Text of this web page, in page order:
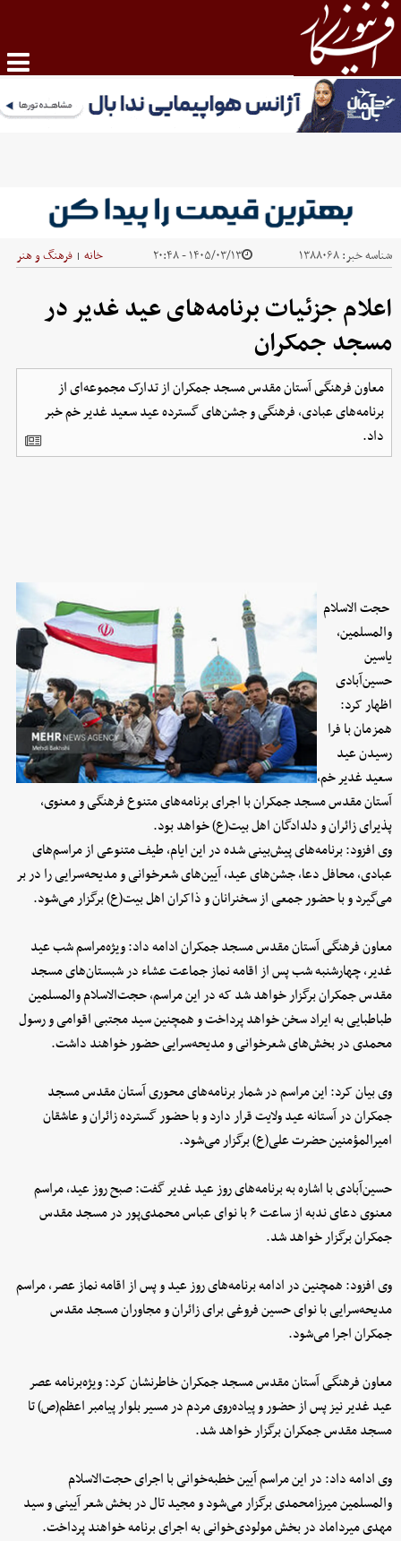
شناسه خبر:۱۳۸۸۰۶۸ ۱۴۰۵/۰۳/۱۳ - ۲۰:۴۸ خانه | فرهنگ و هنر
اعلام جزئیات برنامه‌های عید غدیر در
مسجد جمکران
معاون فرهنگی آستان مقدس مسجد جمکران از تدارک مجموعه‌ای از
برنامه‌های عبادی، فرهنگی و جشن‌های گسترده عید سعید غدیر خم خبر
داد.
حجت الاسلام
والمسلمین،
یاسین
حسین‌آبادی
اظهار کرد:
همزمان با فرا
رسیدن عید
سعید غدیر خم،
آستان مقدس مسجد جمکران با اجرای برنامه‌های متنوع فرهنگی و معنوی،
پذیرای زائران و دلدادگان اهل بیت(ع) خواهد بود.
وی افزود: برنامه‌های پیش‌بینی شده در این ایام، طیف متنوعی از مراسم‌های
عبادی، محافل دعا، جشن‌های عید، آیین‌های شعرخوانی و مدیحه‌سرایی را در بر
می‌گیرد و با حضور جمعی از سخنرانان و ذاکران اهل بیت(ع) برگزار می‌شود.
معاون فرهنگی آستان مقدس مسجد جمکران ادامه داد: ویژه‌مراسم شب عید
غدیر، چهارشنبه شب پس از اقامه نماز جماعت عشاء در شبستان‌های مسجد
مقدس جمکران برگزار خواهد شد که در این مراسم، حجت‌الاسلام والمسلمین
طباطبایی به ایراد سخن خواهد پرداخت و همچنین سید مجتبی اقوامی و رسول
محمدی در بخش‌های شعرخوانی و مدیحه‌سرایی حضور خواهند داشت.
وی بیان کرد: این مراسم در شمار برنامه‌های محوری آستان مقدس مسجد
جمکران در آستانه عید ولایت قرار دارد و با حضور گسترده زائران و عاشقان
امیرالمؤمنین حضرت علی(ع) برگزار می‌شود.
حسین‌آبادی با اشاره به برنامه‌های روز عید غدیر گفت: صبح روز عید، مراسم
معنوی دعای ندبه از ساعت ۶ با نوای عباس محمدی‌پور در مسجد مقدس
جمکران برگزار خواهد شد.
وی افزود: همچنین در ادامه برنامه‌های روز عید و پس از اقامه نماز عصر، مراسم
مدیحه‌سرایی با نوای حسین فروغی برای زائران و مجاوران مسجد مقدس
جمکران اجرا می‌شود.
معاون فرهنگی آستان مقدس مسجد جمکران خاطرنشان کرد: ویژه‌برنامه عصر
عید غدیر نیز پس از حضور و پیاده‌روی مردم در مسیر بلوار پیامبر اعظم(ص) تا
مسجد مقدس جمکران برگزار خواهد شد.
وی ادامه داد: در این مراسم آیین خطبه‌خوانی با اجرای حجت‌الاسلام
والمسلمین میرزامحمدی برگزار می‌شود و مجید تال در بخش شعر آیینی و سید
مهدی میرداماد در بخش مولودی‌خوانی به اجرای برنامه خواهند پرداخت.